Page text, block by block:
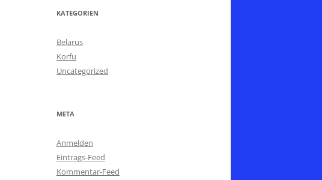
KATEGORIEN
Belarus
Korfu
Uncategorized
META
Anmelden
Eintrags-Feed
Kommentar-Feed